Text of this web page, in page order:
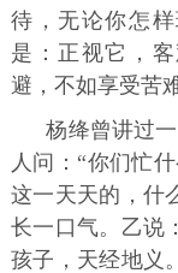
待，无论你怎
是：正视它，
避，不如享受苦难
杨绛曾讲过
人问：“你们忙
这一天天的，什
长一口气。乙说
孩子，天经地义